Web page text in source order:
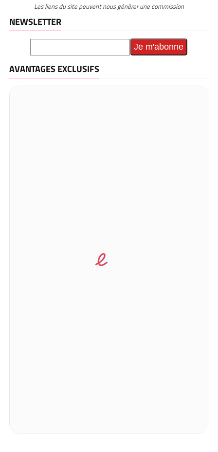
Les liens du site peuvent nous générer une commission
NEWSLETTER
AVANTAGES EXCLUSIFS